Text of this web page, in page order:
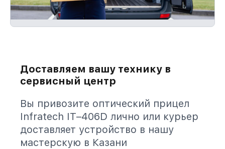
Доставляем вашу технику в
сервисный центр
Вы привозите оптический прицел
Infratech IT–406D лично или курьер
доставляет устройство в нашу
мастерскую в Казани